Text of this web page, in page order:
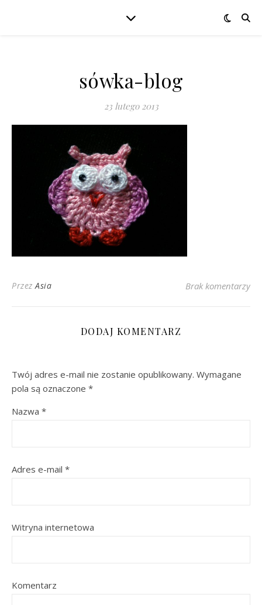
sówka-blog
23 lutego 2013
PrzezAsia Brak komentarzy
DODAJ KOMENTARZ
Twój adres e-mail nie zostanie opublikowany. Wymagane
pola są oznaczone *
Nazwa *
Adres e-mail *
Witryna internetowa
Komentarz